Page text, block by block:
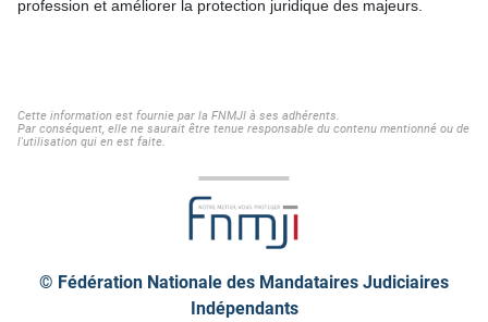
profession et améliorer la protection juridique des majeurs.
Cette information est fournie par la FNMJI à ses adhérents.
Par conséquent, elle ne saurait être tenue responsable du contenu mentionné ou de
l'utilisation qui en est faite.
© Fédération Nationale des Mandataires Judiciaires
Indépendants